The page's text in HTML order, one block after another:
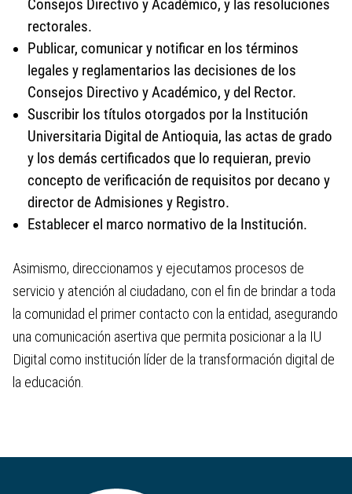
Consejos Directivo y Académico, y las resoluciones
rectorales.
Publicar, comunicar y notificar en los términos
legales y reglamentarios las decisiones de los
Consejos Directivo y Académico, y del Rector.
Suscribir los títulos otorgados por la Institución
Universitaria Digital de Antioquia, las actas de grado
y los demás certificados que lo requieran, previo
concepto de verificación de requisitos por decano y
director de Admisiones y Registro.
Establecer el marco normativo de la Institución.
Asimismo, direccionamos y ejecutamos procesos de
servicio y atención al ciudadano, con el fin de brindar a toda
la comunidad el primer contacto con la entidad, asegurando
una comunicación asertiva que permita posicionar a la IU
Digital como institución líder de la transformación digital de
la educación.